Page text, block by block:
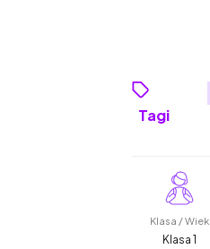
Tagi
Klasa / Wiek
Klasa 1